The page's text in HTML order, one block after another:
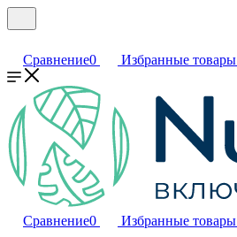
Сравнение0 Избранные товары
Сравнение0 Избранные товары